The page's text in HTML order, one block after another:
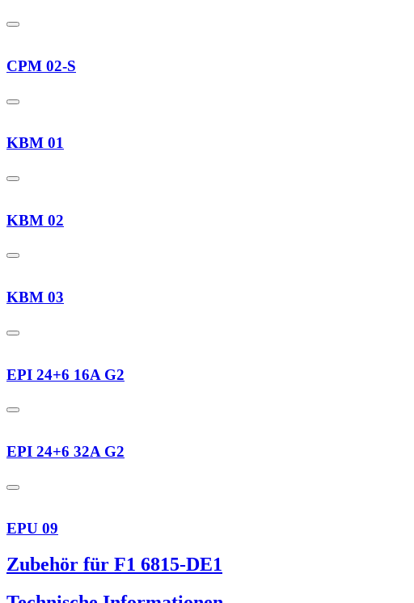
CPM 02-S
KBM 01
KBM 02
KBM 03
EPI 24+6 16A G2
EPI 24+6 32A G2
EPU 09
Zubehör für F1 6815-DE1